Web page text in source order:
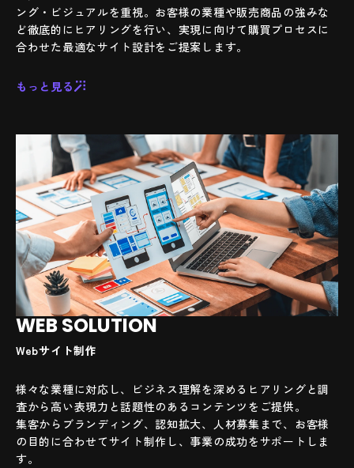
ング・ビジュアルを重視。お客様の業種や販売商品の強みな
ど徹底的にヒアリングを行い、実現に向けて購買プロセスに
合わせた最適なサイト設計をご提案します。
もっと見る
Webサイト制作
WEB SOLUTION
様々な業種に対応し、ビジネス理解を深めるヒアリングと調
査から高い表現力と話題性のあるコンテンツをご提供。
集客からブランディング、認知拡大、人材募集まで、お客様
の目的に合わせてサイト制作し、事業の成功をサポートしま
す。